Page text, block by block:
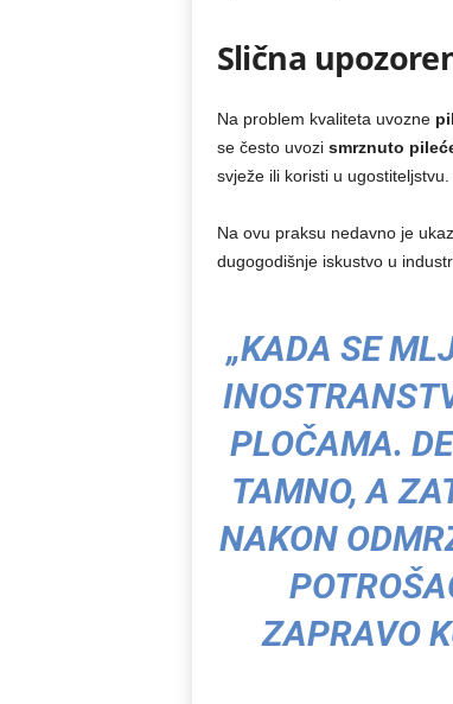
Slična
Na problem kvaliteta uvozne
se često uvozi smrznuto
svježe ili koristi u ugostiteljstvu.
Na ovu praksu nedavno je
dugogodišnje iskustvo u
„KADA SE
PLOČAMA.
TAMNO, A
NAKON
ZAPRAVO